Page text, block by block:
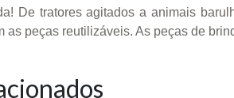
De tratores agitados a animais
as peças reutilizáveis. As peças de